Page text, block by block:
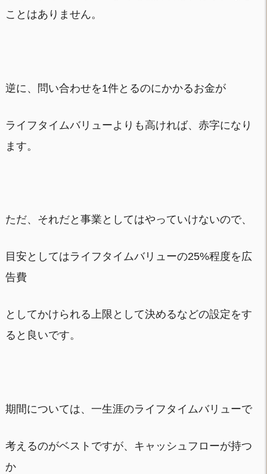
ことはありません。
逆に、問い合わせを1件とるのにかかるお金が
ライフタイムバリューよりも高ければ、赤字になり
ます。
ただ、それだと事業としてはやっていけないので、
目安としてはライフタイムバリューの25%程度を広
告費
としてかけられる上限として決めるなどの設定をす
ると良いです。
期間については、一生涯のライフタイムバリューで
考えるのがベストですが、キャッシュフローが持つ
か